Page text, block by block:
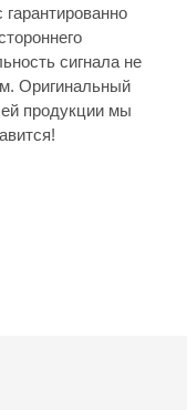
сигнала не
Оригинальный
продукции мы